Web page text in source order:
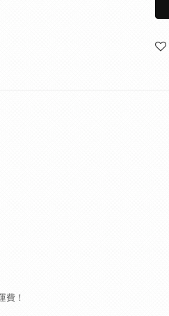
費！